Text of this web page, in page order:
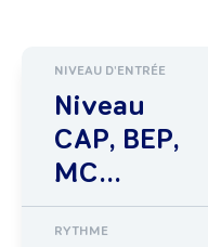
NIVEAU D'ENTRÉE
Niveau
CAP, BEP,
MC...
RYTHME